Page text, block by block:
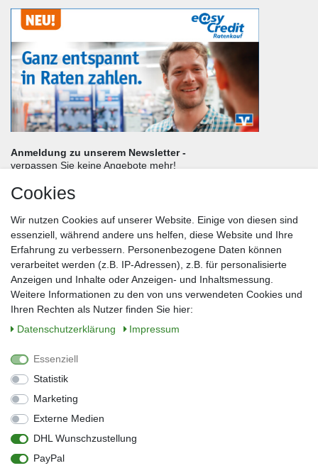
Anmeldung zu unserem Newsletter -
verpassen Sie keine Angebote mehr!
Nachname*
E-Mail*
Sie können den Newsletter jederzeit kostenlos abbestellen.
** gilt für Lieferungen innerhalb Deutschlands, Lieferzeiten für andere Länder
entnehmen Sie bitte der Schaltfläche mit den Versandinformationen
Widerrufs­recht
Kontakt
Barrierefreiheitserklärung
Zahlung & Versand
Cookies
Wir nutzen Cookies auf unserer Website. Einige von diesen sind
essenziell, während andere uns helfen, diese Website und Ihre
Erfahrung zu verbessern. Personenbezogene Daten können
verarbeitet werden (z.B. IP-Adressen), z.B. für personalisierte
Anzeigen und Inhalte oder Anzeigen- und Inhaltsmessung.
Weitere Informationen zu den von uns verwendeten Cookies und
Ihren Rechten als Nutzer finden Sie hier:
Daten­schutz­erklärung
Impressum
Essenziell
Statistik
Marketing
Externe Medien
DHL Wunschzustellung
PayPal